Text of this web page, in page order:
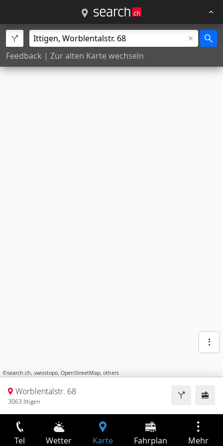
Feedback | Zur alten Karte wechseln
©search.ch, swisstopo, OpenStreetMap, others
Worblentalstr. 68
3063 Ittigen
Tel Wetter Karte Fahrplan Mehr